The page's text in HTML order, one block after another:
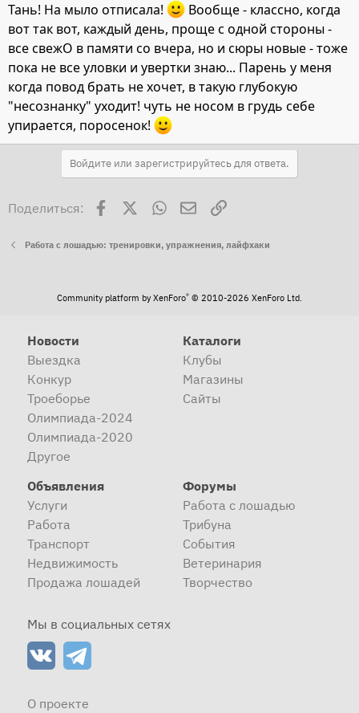
Тань! На мыло отписала!
Вообще - классно, когда
вот так вот, каждый день, проще с одной стороны -
все свежО в памяти со вчера, но и сюры новые - тоже
пока не все уловки и увертки знаю... Парень у меня
когда повод брать не хочет, в такую глубокую
"несознанку" уходит! чуть не носом в грудь себе
упирается, поросенок!
Войдите или зарегистрируйтесь для ответа.
Поделиться: Facebook WhatsAppЭлектронная почта
Ссылка
Работа с лошадью: тренировки, упражнения, лайфхаки
Community platform by XenForo® © 2010-2026 XenForo Ltd.
Новости
Выездка
Конкур
Троеборье
Олимпиада-2024
Олимпиада-2020
Другое
Каталоги
Клубы
Магазины
Сайты
Объявления
Услуги
Работа
Транспорт
Недвижимость
Продажа лошадей
Форумы
Работа с лошадью
Трибуна
События
Ветеринария
Творчество
Мы в социальных сетях
О проекте